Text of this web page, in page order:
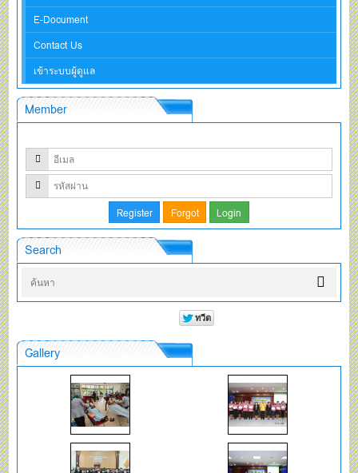
E-Document
Contact Us
เข้าระบบผู้ดูแล
Member
Search
Gallery